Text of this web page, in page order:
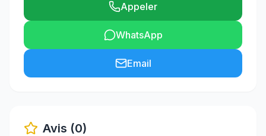
Appeler
WhatsApp
Email
Avis (0)